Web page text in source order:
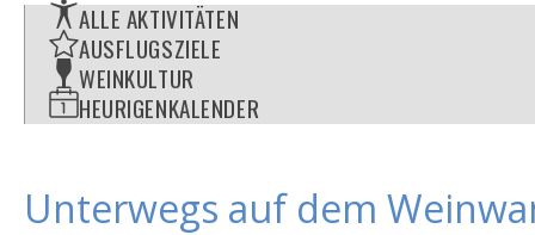
ALLE AKTIVITÄTEN
AUSFLUGSZIELE
WEINKULTUR
HEURIGENKALENDER
Unterwegs auf dem